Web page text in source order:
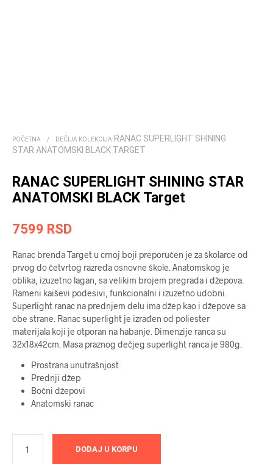
POČETNA / DEČIJA KOLEKCIJA RANAC SUPERLIGHT SHINING
STAR ANATOMSKI BLACK TARGET
RANAC SUPERLIGHT SHINING STAR
ANATOMSKI BLACK Target
7599 RSD
Ranac brenda Target u crnoj boji preporučen je za školarce od
prvog do četvrtog razreda osnovne škole. Anatomskog je
oblika, izuzetno lagan, sa velikim brojem pregrada i džepova.
Rameni kaiševi podesivi, funkcionalni i izuzetno udobni.
Superlight ranac na prednjem delu ima džep kao i džepove sa
obe strane. Ranac superlight je izrađen od poliester
materijala koji je otporan na habanje. Dimenzije ranca su
32x18x42cm. Masa praznog dečjeg superlight ranca je 980g.
Prostrana unutrašnjost
Prednji džep
Bočni džepovi
Anatomski ranac
DODAJ U KORPU